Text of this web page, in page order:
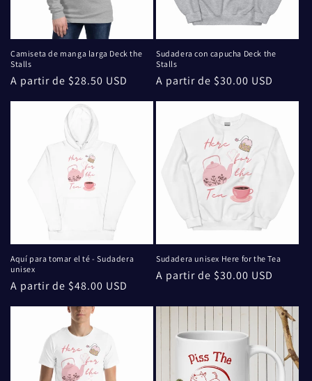
Camiseta de manga larga Deck the
Stalls
Precio
A partir de $28.50 USD
Sudadera con capucha Deck the
Stalls
Precio
A partir de $30.00 USD
Aquí para tomar el té - Sudadera
unisex
Precio
A partir de $48.00 USD
Sudadera unisex Here for the Tea
Precio
A partir de $30.00 USD